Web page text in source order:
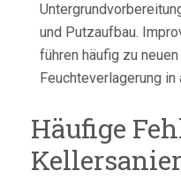
und Putzaufbau.
führen häufig zu
Feuchteverlagerung in
Häufige